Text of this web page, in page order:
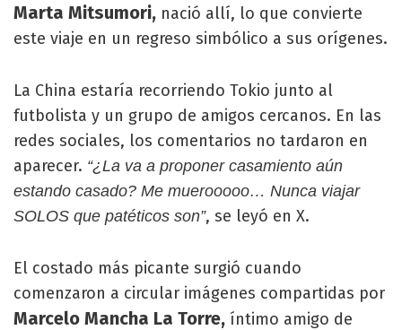
Marta Mitsumori, nació allí, lo que convierte
este viaje en un regreso simbólico a sus orígenes.
La China estaría recorriendo Tokio junto al
futbolista y un grupo de amigos cercanos. En las
redes sociales, los comentarios no tardaron en
aparecer. “¿La va a proponer casamiento aún
estando casado? Me muerooooo… Nunca viajar
SOLOS que patéticos son”, se leyó en X.
El costado más picante surgió cuando
comenzaron a circular imágenes compartidas por
Marcelo Mancha La Torre, íntimo amigo de